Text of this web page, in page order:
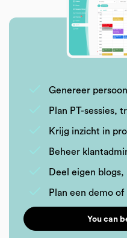
Genereer
Plan PT-sessies,
Krijg inzicht in
Beheer
Deel eigen
Plan een demo
You can